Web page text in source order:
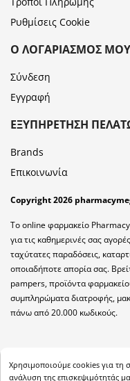
Ρυθμίσεις Cookie
Ο ΛΟΓΑΡΙΑΣΜΌΣ ΜΟΥ
Σύνδεση
Εγγραφή
ΕΞΥΠΗΡΈΤΗΣΗ
Brands
Επικοινωνία
Copyright 2026
Το online φαρμακείο
για τις καθημερινές σας
ταχύτατες παραδόσεις,
οποιαδήποτε απορία σας.
pampers, προϊόντα
συμπληρώματα διατροφής,
πάνω από 20.000 κωδικούς.
Χρησιμοποιούμε cookies για τη
ανάλυση της επισκεψιμότητάς